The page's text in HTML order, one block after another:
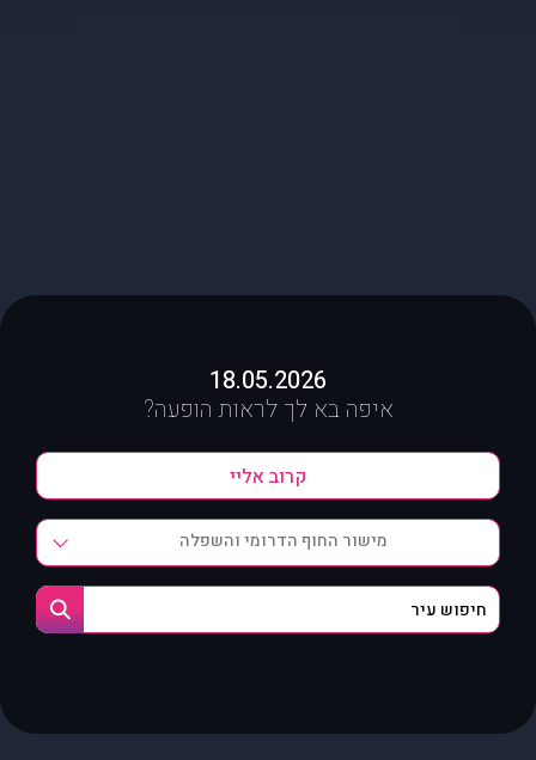
18.05.2026
איפה בא לך לראות הופעה?
מישור החוף הדרומי והשפלה